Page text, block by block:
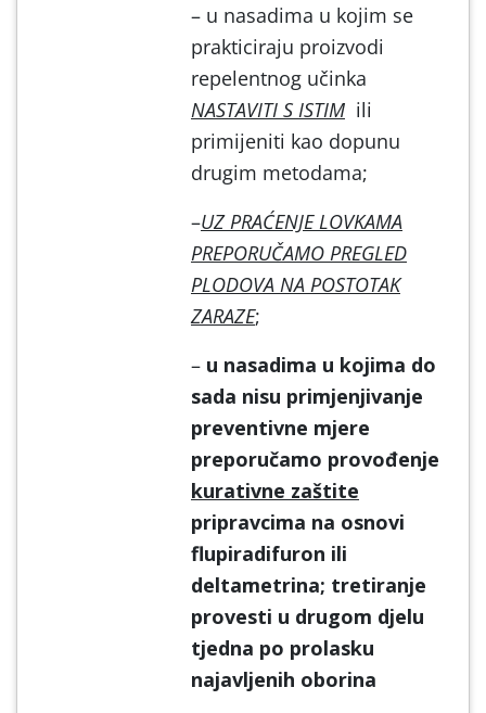
– u nasadima u kojim se
prakticiraju proizvodi
repelentnog učinka
NASTAVITI S ISTIM ili
primijeniti kao dopunu
drugim metodama;
–UZ PRAĆENJE LOVKAMA
PREPORUČAMO PREGLED
PLODOVA NA POSTOTAK
ZARAZE;
– u nasadima u kojima do
sada nisu primjenjivanje
preventivne mjere
preporučamo provođenje
kurativne zaštite
pripravcima na osnovi
flupiradifuron ili
deltametrina; tretiranje
provesti u drugom djelu
tjedna po prolasku
najavljenih oborina